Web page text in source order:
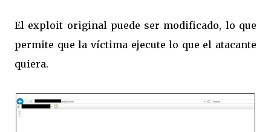
El exploit original puede ser modificado, lo que
permite que la víctima ejecute lo que el atacante
quiera.